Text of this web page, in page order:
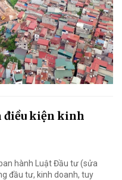
điều kiện kinh
hành Luật Đầu tư (sửa
đầu tư, kinh doanh, tuy